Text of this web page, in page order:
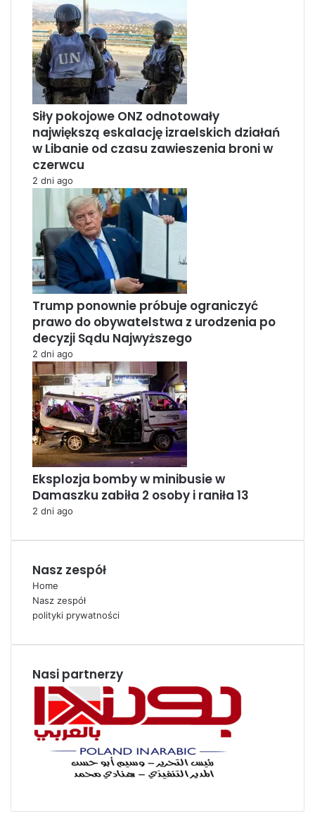
Siły pokojowe ONZ odnotowały
największą eskalację izraelskich działań
w Libanie od czasu zawieszenia broni w
czerwcu
2 dni ago
Trump ponownie próbuje ograniczyć
prawo do obywatelstwa z urodzenia po
decyzji Sądu Najwyższego
2 dni ago
Eksplozja bomby w minibusie w
Damaszku zabiła 2 osoby i raniła 13
2 dni ago
Nasz zespół
Home
Nasz zespół
polityki prywatności
Nasi partnerzy